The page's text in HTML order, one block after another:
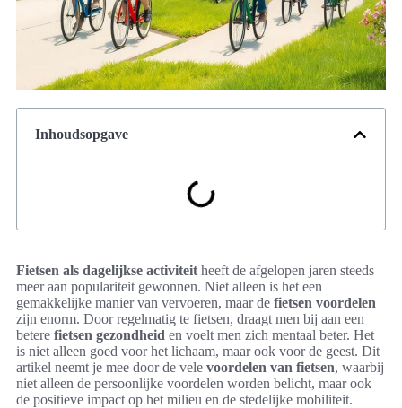
Inhoudsopgave
Fietsen als dagelijkse activiteit heeft de afgelopen jaren steeds
meer aan populariteit gewonnen. Niet alleen is het een
gemakkelijke manier van vervoeren, maar de fietsen voordelen
zijn enorm. Door regelmatig te fietsen, draagt men bij aan een
betere fietsen gezondheid en voelt men zich mentaal beter. Het
is niet alleen goed voor het lichaam, maar ook voor de geest. Dit
artikel neemt je mee door de vele voordelen van fietsen, waarbij
niet alleen de persoonlijke voordelen worden belicht, maar ook
de positieve impact op het milieu en de stedelijke mobiliteit.